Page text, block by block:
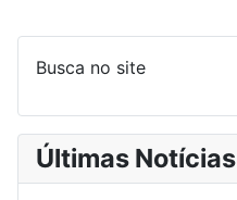
Busca no site
Últimas Notícias